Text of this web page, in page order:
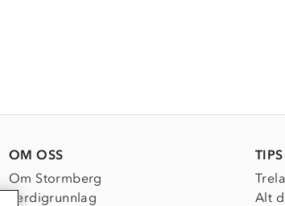
OM OSS
Om Stormberg
Verdigrunnlag
Alt